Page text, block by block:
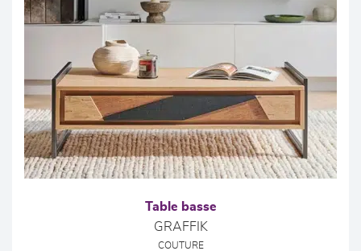
Table basse
GRAFFIK
COUTURE